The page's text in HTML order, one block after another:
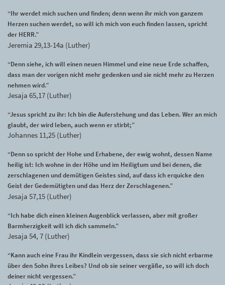
“Ihr werdet mich suchen und finden; denn wenn ihr mich von ganzem
Herzen suchen werdet, so will ich mich von euch finden lassen, spricht
der HERR.”
Jeremia 29,13-14a (Luther)
“Denn siehe, ich will einen neuen Himmel und eine neue Erde schaffen,
dass man der vorigen nicht mehr gedenken und sie nicht mehr zu Herzen
nehmen wird.”
Jesaja 65,17 (Luther)
“Jesus spricht zu ihr: Ich bin die Auferstehung und das Leben. Wer an mich
glaubt, der wird leben, auch wenn er stirbt;”
Johannes 11,25 (Luther)
“Denn so spricht der Hohe und Erhabene, der ewig wohnt, dessen Name
heilig ist: Ich wohne in der Höhe und im Heiligtum und bei denen, die
zerschlagenen und demütigen Geistes sind, auf dass ich erquicke den
Geist der Gedemütigten und das Herz der Zerschlagenen.”
Jesaja 57,15 (Luther)
“Ich habe dich einen kleinen Augenblick verlassen, aber mit großer
Barmherzigkeit will ich dich sammeln.”
Jesaja 54, 7 (Luther)
“Kann auch eine Frau ihr Kindlein vergessen, dass sie sich nicht erbarme
über den Sohn ihres Leibes? Und ob sie seiner vergäße, so will ich doch
deiner nicht vergessen.”